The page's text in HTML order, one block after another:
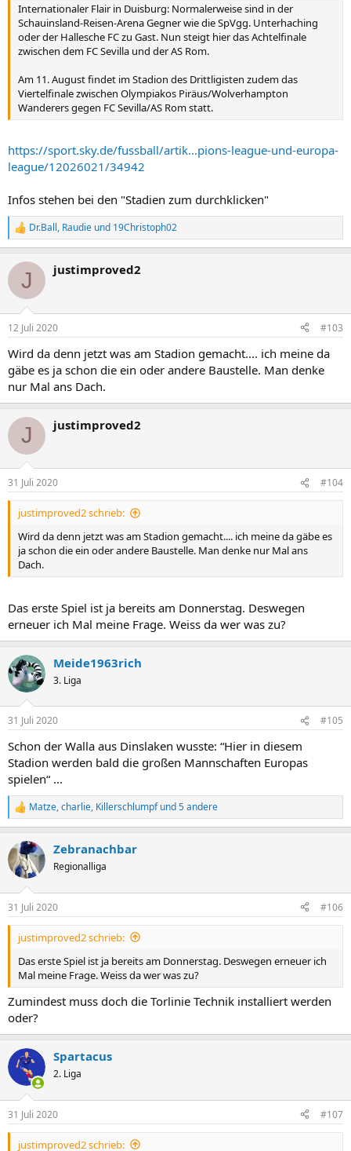
Internationaler Flair in Duisburg: Normalerweise sind in der
Schauinsland-Reisen-Arena Gegner wie die SpVgg. Unterhaching
oder der Hallesche FC zu Gast. Nun steigt hier das Achtelfinale
zwischen dem FC Sevilla und der AS Rom.
Am 11. August findet im Stadion des Drittligisten zudem das
Viertelfinale zwischen Olympiakos Piräus/Wolverhampton
Wanderers gegen FC Sevilla/AS Rom statt.
https://sport.sky.de/fussball/artik...pions-league-und-europa-
league/12026021/34942
Infos stehen bei den "Stadien zum durchklicken"
R
e
k
i
e
:
Dr.Ball, Raudie und 19Christoph02
J justimproved2
12 Juli 2020 #103
Wird da denn jetzt was am Stadion gemacht.... ich meine da
gäbe es ja schon die ein oder andere Baustelle. Man denke
nur Mal ans Dach.
J justimproved2
31 Juli 2020 #104
justimproved2 schrieb:
Wird da denn jetzt was am Stadion gemacht.... ich meine da gäbe es
ja schon die ein oder andere Baustelle. Man denke nur Mal ans
Dach.
Das erste Spiel ist ja bereits am Donnerstag. Deswegen
erneuer ich Mal meine Frage. Weiss da wer was zu?
Meide1963rich
3. Liga
31 Juli 2020 #105
Schon der Walla aus Dinslaken wusste: “Hier in diesem
Stadion werden bald die großen Mannschaften Europas
spielen“ ...
R
e
k
t
i
e
n
Matze,charlie, Killerschlumpfund 5 andere
Zebranachbar
Regionalliga
31 Juli 2020 #106
justimproved2 schrieb:
Das erste Spiel ist ja bereits am Donnerstag. Deswegen erneuer ich
Mal meine Frage. Weiss da wer was zu?
Zumindest muss doch die Torlinie Technik installiert werden
oder?
Spartacus
2. Liga
31 Juli 2020 #107
justimproved2 schrieb: